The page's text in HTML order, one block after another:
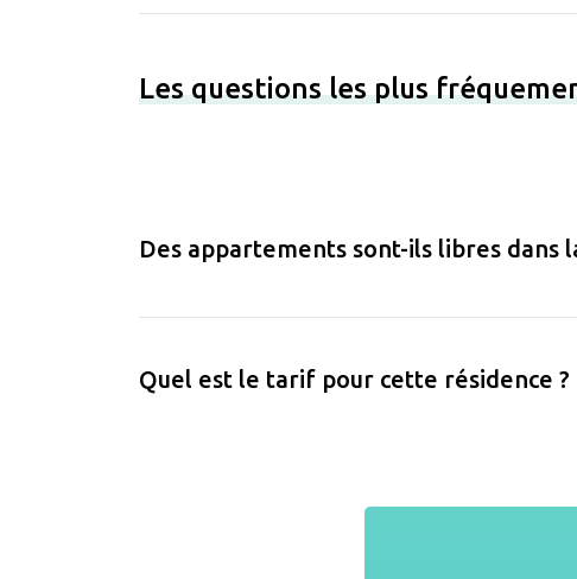
Les questions les plus
Des appartements sont-ils libres dans
Quel est le tarif pour cette résidence ?